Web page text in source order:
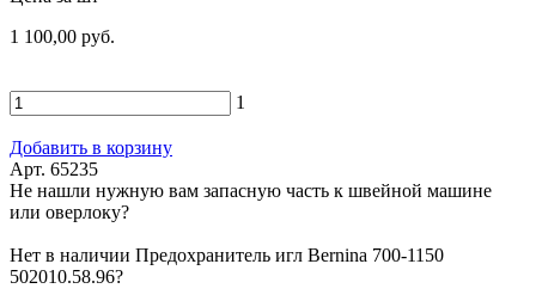
1 100,00 руб.
1
Добавить в корзину
Арт. 65235
Не нашли нужную вам запасную часть к швейной машине
или оверлоку?
Нет в наличии Предохранитель игл Bernina 700-1150
502010.58.96?